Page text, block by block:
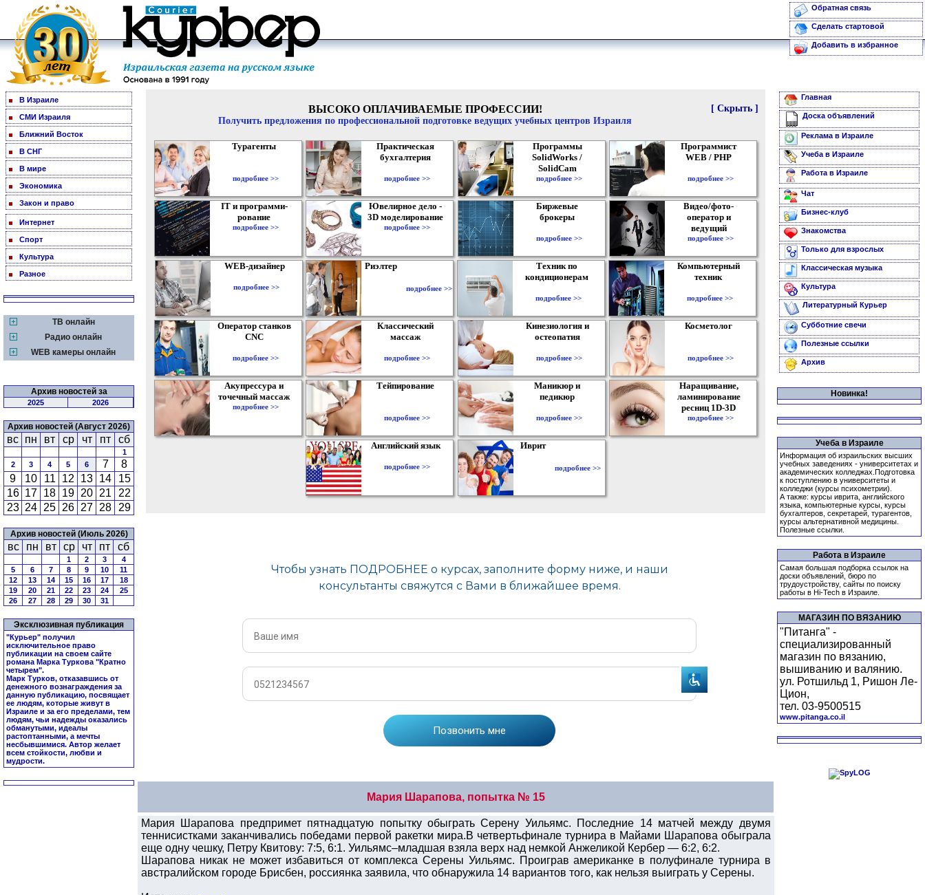
Обратная связь
Сделать стартовой
Добавить в избранное
В Израиле
СМИ Израиля
Ближний Восток
В СНГ
В мире
Экономика
Закон и право
Интернет
Спорт
Культура
Разное
ТВ онлайн
Радио онлайн
WEB камеры онлайн
Архив новостей за
2025 2026
Архив новостей (Август 2026)
вс пн вт ср чт пт сб
1
2
3 4 5 6 7
8
9
10 11 12 13 14
15
16 17 18 19 20 21
22
23 24 25 26 27 28 29
Архив новостей (Июль 2026)
вс пн вт ср чт пт сб
1 2 3
4
5
6 7 8 9 10
11
12
13 14 15 16 17
18
19
20 21 22 23 24
25
26
27 28 29 30 31
Эксклюзивная публикация
"Курьер" получил
исключительное право
публикации на своем сайте
романа Марка Туркова "Кратно
четырем".
Марк Турков, отказавшись от
денежного вознаграждения за
данную публикацию, посвящает
ее людям, которые живут в
Израиле и за его пределами, тем
людям, чьи надежды оказались
обманутыми, идеалы
растоптанными, а мечты
несбывшимися. Автор желает
всем стойкости, любви и
мудрости.
[ Скрыть ]
ВЫСОКО ОПЛАЧИВАЕМЫЕ ПРОФЕССИИ!
Получить предложения по профессиональной подготовке ведущих учебных центров Израиля
Турагенты
подробнее >>
Практическая
бухгалтерия
подробнее >>
Программы
SolidWorks /
SolidCam
подробнее >>
Программист
WEB / PHP
подробнее >>
IT и программи-
рование
подробнее >>
Ювелирное дело -
3D моделирование
подробнее >>
Биржевые
брокеры
подробнее >>
Видео/фото-
оператор и
ведущий
подробнее >>
WEB-дизайнер
подробнее >>
Риэлтер
подробнее >>
Техник по
кондиционерам
подробнее >>
Компьютерный
техник
подробнее >>
Оператор станков
CNC
подробнее >>
Классический
массаж
подробнее >>
Кинезиология и
остеопатия
подробнее >>
Косметолог
подробнее >>
Акупрессура и
точечный массаж
подробнее >>
Тейпирование
подробнее >>
Маникюр и
педикюр
подробнее >>
Наращивание,
ламинирование
ресниц 1D-3D
подробнее >>
Английский язык
подробнее >>
Иврит
подробнее >>
Мария Шарапова, попытка № 15
Мария Шарапова предпримет пятнадцатую попытку обыграть Серену Уильямс. Последние 14 матчей между двумя
теннисистками заканчивались победами первой ракетки мира.В четвертьфинале турнира в Майами Шарапова обыграла
еще одну чешку, Петру Квитову: 7:5, 6:1. Уильямс–младшая взяла верх над немкой Анжеликой Кербер — 6:2, 6:2.
Шарапова никак не может избавиться от комплекса Серены Уильямс. Проиграв американке в полуфинале турнира в
австралийском городе Брисбен, россиянка заявила, что обнаружила 14 вариантов того, как нельзя выиграть у Серены.
Главная
Доска объявлений
Реклама в Израиле
Учеба в Израиле
Работа в Израиле
Чат
Бизнес-клуб
Знакомства
Только для взрослых
Классическая музыка
Культура
Литературный Курьер
Субботние свечи
Полезные ссылки
Архив
Новинка!
Учеба в Израиле
Информация об израильских высших
учебных заведениях - университетах и
академических колледжах.Подготовка
к поступлению в университеты и
колледжи (курсы психометрии).
А также: курсы иврита, английского
языка, компьютерные курсы, курсы
бухгалтеров, секретарей, турагентов,
курсы альтернативной медицины.
Полезные ссылки.
Работа в Израиле
Самая большая подборка ссылок на
доски объявлений, бюро по
трудоустройству, сайты по поиску
работы в Hi-Tech в Израиле.
МАГАЗИН ПО ВЯЗАНИЮ
"Питанга" -
специализированный
магазин по вязанию,
вышиванию и валянию.
ул. Ротшильд 1, Ришон Ле-
Цион,
тел. 03-9500515
www.pitanga.co.il